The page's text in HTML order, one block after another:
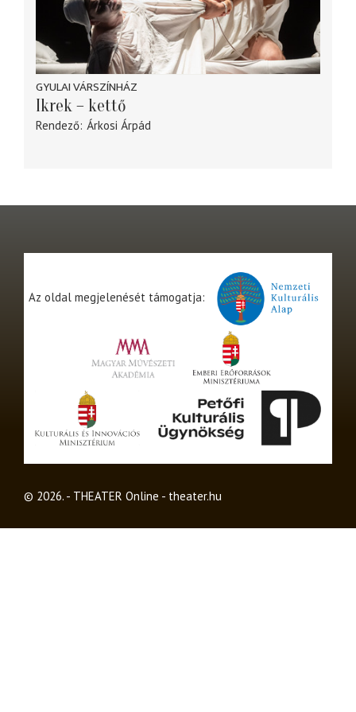
GYULAI VÁRSZÍNHÁZ
Ikrek – kettő
Rendező Árkosi Árpád
Az oldal megjelenését támogatja:
© 2026. - THEATER Online - theater.hu